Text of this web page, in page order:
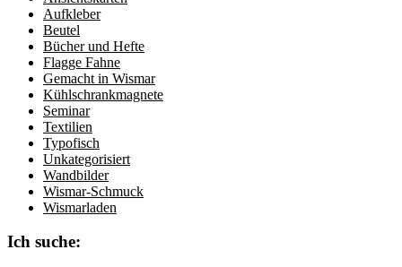
Aufkleber
Beutel
Bücher und Hefte
Flagge Fahne
Gemacht in Wismar
Kühlschrankmagnete
Seminar
Textilien
Typofisch
Unkategorisiert
Wandbilder
Wismar-Schmuck
Wismarladen
Ich suche: